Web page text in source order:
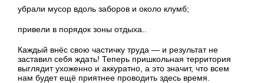
убрали мусор вдоль заборов и около клумб;
привели в порядок зоны отдыха..
Каждый внёс свою частичку труда — и результат не
заставил себя ждать! Теперь пришкольная территория
выглядит ухоженно и аккуратно, а это значит, что всем
нам будет ещё приятнее проводить здесь время.